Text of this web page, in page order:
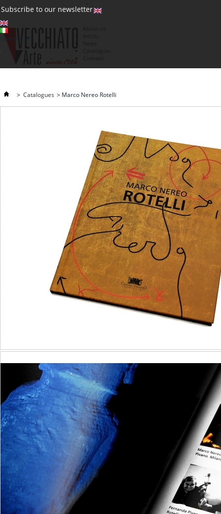
Subscribe to our newsletter
> Catalogues > Marco Nereo Rotelli